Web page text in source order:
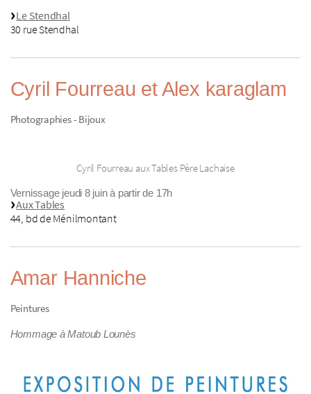
Le Stendhal
30 rue Stendhal
Cyril Fourreau et Alex karaglam
Photographies - Bijoux
Cyril Fourreau aux Tables Père Lachaise
Vernissage jeudi 8 juin à partir de 17h
Aux Tables
44, bd de Ménilmontant
Amar Hanniche
Peintures
Hommage à Matoub Lounès